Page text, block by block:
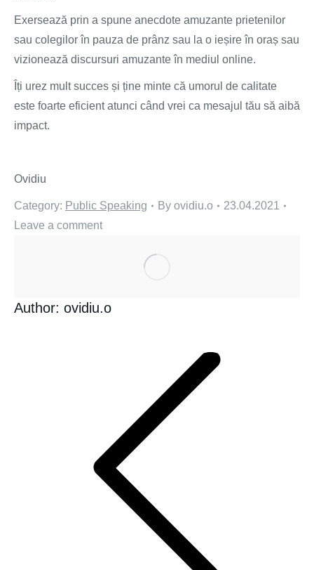
Exersează prin a spune anecdote amuzante prietenilor
sau colegilor în pauza de prânz sau la o ieșire în oraș sau
vizionează discursuri amuzante în mediul online.
Îți urez mult succes și ține minte că umorul de calitate
este foarte eficient atunci când vrei ca mesajul tău să aibă
impact.
Ovidiu
Category: Public Speaking By ovidiu.o
23.04.2021
Leave a comment
Author: ovidiu.o